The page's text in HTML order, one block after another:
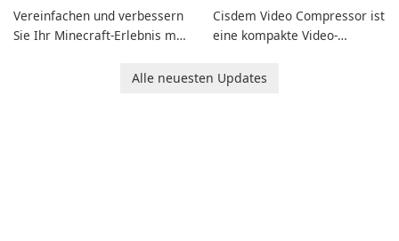
Vereinfachen und verbessern
Sie Ihr Minecraft-Erlebnis mit
Cisdem Video Compressor ist
eine kompakte Video-
Mac. Nutzer können
Alle neuesten Updates